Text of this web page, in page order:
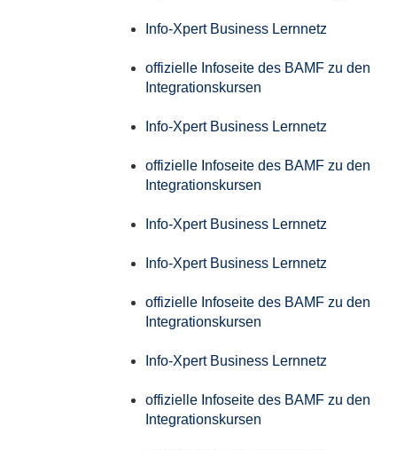
Info-Xpert Business Lernnetz
offizielle Infoseite des BAMF zu den
Integrationskursen
Info-Xpert Business Lernnetz
offizielle Infoseite des BAMF zu den
Integrationskursen
Info-Xpert Business Lernnetz
Info-Xpert Business Lernnetz
offizielle Infoseite des BAMF zu den
Integrationskursen
Info-Xpert Business Lernnetz
offizielle Infoseite des BAMF zu den
Integrationskursen